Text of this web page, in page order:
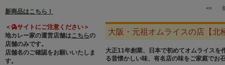
新商品はこちら！
＜偽サイトにご注意ください＞
地カレー家の運営店舗はこちらの
店舗のみです。
店舗名のご確認をお願いいたしま
す。
<<
大阪・元祖オムライスの店【北
大正11年創業、日本で初めてオムライスを
る昔懐かしい味、有名店の味をご家庭でお